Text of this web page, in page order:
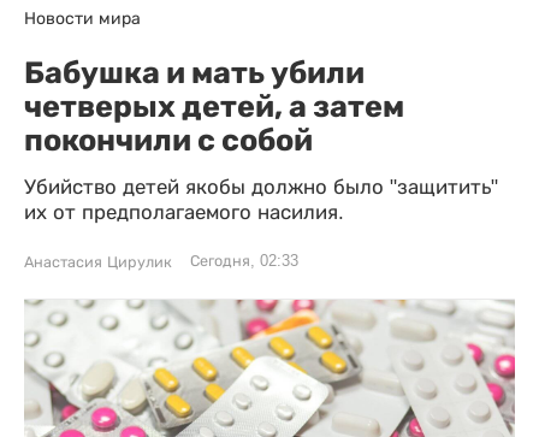
Новости мира
Бабушка и мать убили
четверых детей, а затем
покончили с собой
Убийство детей якобы должно было "защитить"
их от предполагаемого насилия.
Анастасия Цирулик Сегодня, 02:33